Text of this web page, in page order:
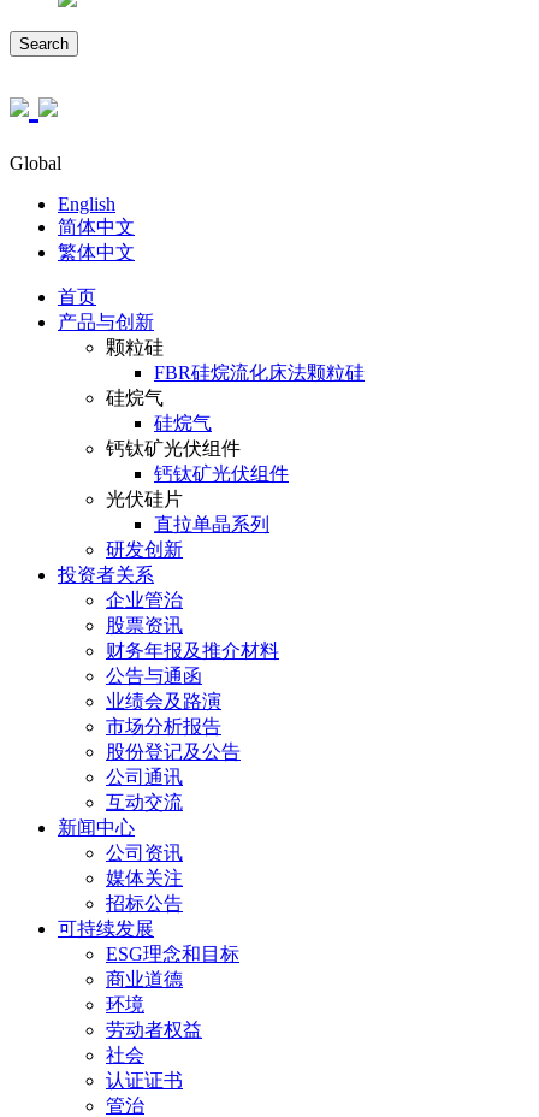
Search
Global
English
简体中文
繁体中文
首页
产品与创新
颗粒硅
FBR硅烷流化床法颗粒硅
硅烷气
硅烷气
钙钛矿光伏组件
钙钛矿光伏组件
光伏硅片
直拉单晶系列
研发创新
投资者关系
企业管治
股票资讯
财务年报及推介材料
公告与通函
业绩会及路演
市场分析报告
股份登记及公告
公司通讯
互动交流
新闻中心
公司资讯
媒体关注
招标公告
可持续发展
ESG理念和目标
商业道德
环境
劳动者权益
社会
认证证书
管治